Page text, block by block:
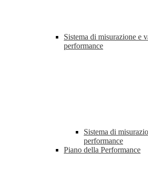
Sistema di misurazione e
performance
Sistema di
performance
Piano della Performance